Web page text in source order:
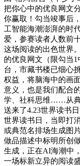
把你心中的优良网文
你赢取！勾当竣事后
工智能海潮澎湃的时
爱，参赛读者人数前
这场阅读的出色世界
的优良网文（限勾当
台，市藏书楼已细心
权益，将脑海中的画
意义，也是我们配合
学、社科思维……从典
送来了4.23世界读书
世界读书日，当即打
或典范名排场生成图
做品描述中标明所创
生成，正在AI海潮中
一场标新立异的阅读